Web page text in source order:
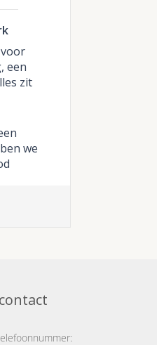
een
zit
je
we